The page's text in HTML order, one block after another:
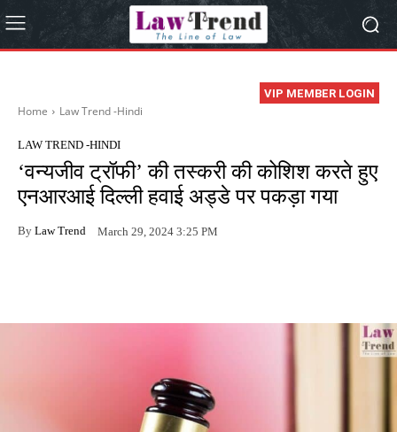
VIP MEMBER LOGIN
Home Law Trend -Hindi
LAW TREND -HINDI
‘वन्यजीव ट्रॉफी’ की तस्करी की कोशिश करते हुए
एनआरआई दिल्ली हवाई अड्डे पर पकड़ा गया
By Law Trend March 29, 2024 3:25 PM